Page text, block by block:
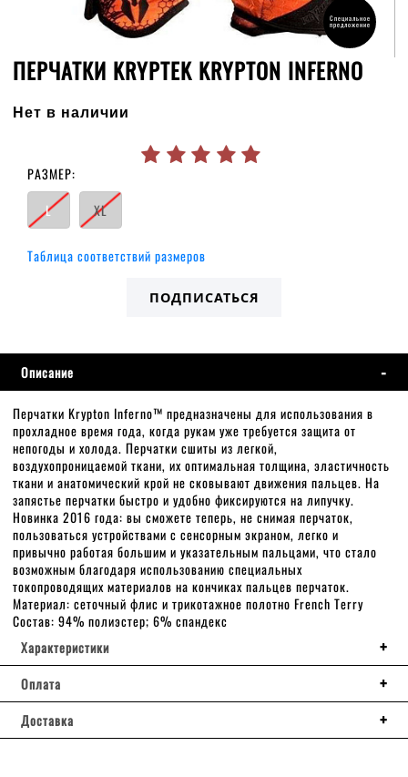
Специальное
предложение
ПЕРЧАТКИ KRYPTEK KRYPTON INFERNO
Нет в наличии
РАЗМЕР:
L
XL
Таблица соответствий размеров
ПОДПИСАТЬСЯ
Описание
Перчатки Krypton Inferno™ предназначены для использования в
прохладное время года, когда рукам уже требуется защита от
непогоды и холода. Перчатки сшиты из легкой,
воздухопроницаемой ткани, их оптимальная толщина, эластичность
ткани и анатомический крой не сковывают движения пальцев. На
запястье перчатки быстро и удобно фиксируются на липучку.
Новинка 2016 года: вы сможете теперь, не снимая перчаток,
пользоваться устройствами с сенсорным экраном, легко и
привычно работая большим и указательным пальцами, что стало
возможным благодаря использованию специальных
токопроводящих материалов на кончиках пальцев перчаток.
Материал: сеточный флис и трикотажное полотно French Terry
Cостав: 94% полиэстер; 6% спандекс
Характеристики
Оплата
Доставка